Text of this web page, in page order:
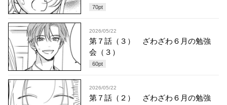
70pt
2026/05/22
第７話（３） ざわざわ６月の勉強
会（３）
60pt
2026/05/22
第７話（２） ざわざわ６月の勉強